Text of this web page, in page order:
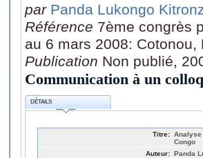
par Panda Lukongo
Référence 7ème congrès
au 6 mars 2008: Cotonou,
Publication Non publié,
Communication à un
DÉTAILS
Titre: Analyse
Congo
Auteur: Panda